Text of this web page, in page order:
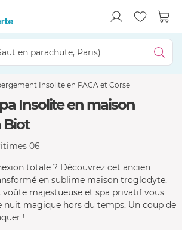
Insolite en PACA et Corse
Insolite en maison
Biot
06
totale ? Découvrez cet ancien
en sublime maison troglodyte.
voûte majestueuse et spa privatif vous
nuit magique hors du temps. Un coup de
!